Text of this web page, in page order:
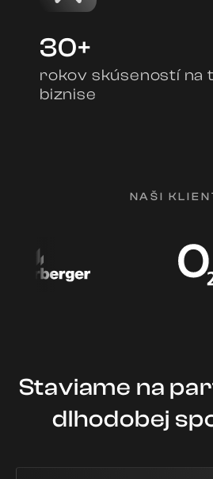
30+
rokov skúseností na
biznise
NAŠI
Staviame na
dlhodobej